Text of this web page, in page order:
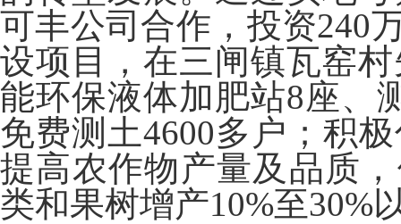
可丰公司合作，投资240
设项目，在三闸镇瓦窑
能环保液体加肥站8座、
免费测土4600多户；积
提高农作物产量及品质
类和果树增产10%至30%